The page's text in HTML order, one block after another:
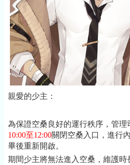
親愛的少主：
為保證空桑良好的運行秩序，管理
10:00至12:00關閉空桑入口，進行
畢後重新開啟。
期間少主將無法進入空桑，維護時